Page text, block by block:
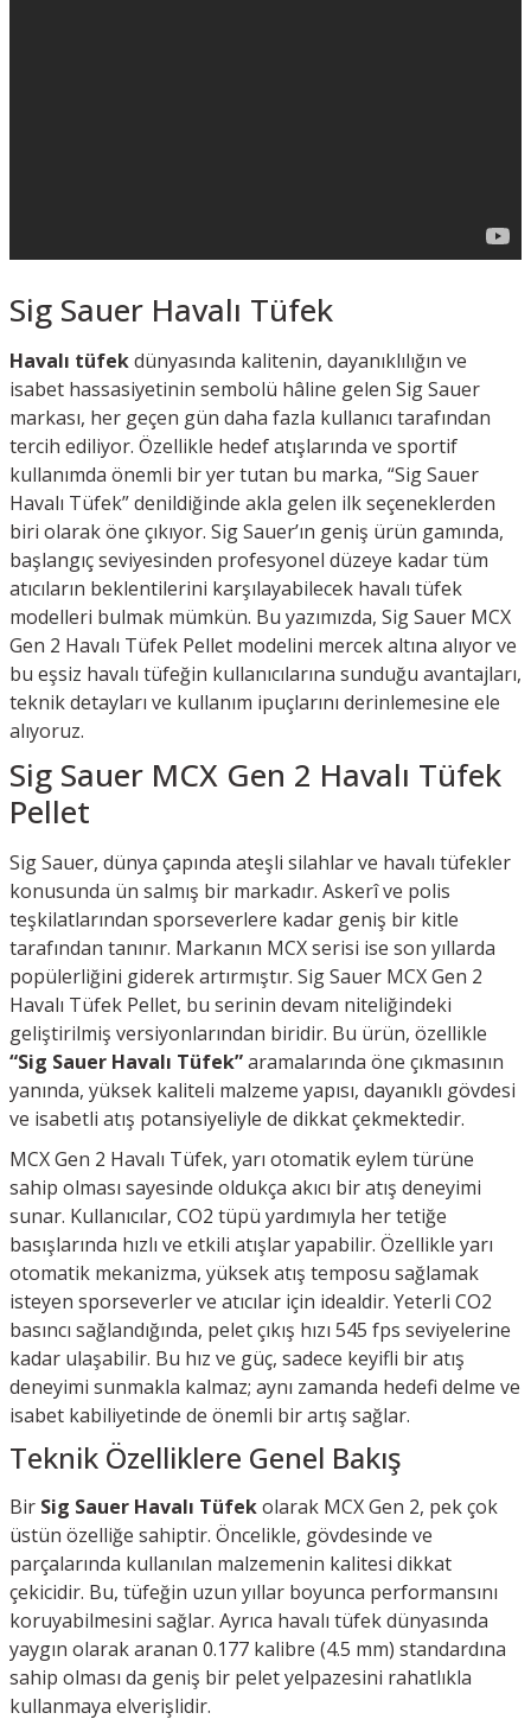
Sig Sauer Havalı Tüfek
Havalı tüfekdünyasında kalitenin, dayanıklılığın ve
isabet hassasiyetinin sembolü hâline gelen Sig Sauer
markası, her geçen gün daha fazla kullanıcı tarafından
tercih ediliyor. Özellikle hedef atışlarında ve sportif
kullanımda önemli bir yer tutan bu marka, “Sig Sauer
Havalı Tüfek” denildiğinde akla gelen ilk seçeneklerden
biri olarak öne çıkıyor. Sig Sauer’ın geniş ürün gamında,
başlangıç seviyesinden profesyonel düzeye kadar tüm
atıcıların beklentilerini karşılayabilecek havalı tüfek
modelleri bulmak mümkün. Bu yazımızda, Sig Sauer MCX
Gen 2 Havalı Tüfek Pellet modelini mercek altına alıyor ve
bu eşsiz havalı tüfeğin kullanıcılarına sunduğu avantajları,
teknik detayları ve kullanım ipuçlarını derinlemesine ele
alıyoruz.
Sig Sauer MCX Gen 2 Havalı Tüfek
Pellet
Sig Sauer, dünya çapında ateşli silahlar ve havalı tüfekler
konusunda ün salmış bir markadır. Askerî ve polis
teşkilatlarından sporseverlere kadar geniş bir kitle
tarafından tanınır. Markanın MCX serisi ise son yıllarda
popülerliğini giderek artırmıştır. Sig Sauer MCX Gen 2
Havalı Tüfek Pellet, bu serinin devam niteliğindeki
geliştirilmiş versiyonlarından biridir. Bu ürün, özellikle
“Sig Sauer Havalı Tüfek”aramalarında öne çıkmasının
yanında, yüksek kaliteli malzeme yapısı, dayanıklı gövdesi
ve isabetli atış potansiyeliyle de dikkat çekmektedir.
MCX Gen 2 Havalı Tüfek, yarı otomatik eylem türüne
sahip olması sayesinde oldukça akıcı bir atış deneyimi
sunar. Kullanıcılar, CO2 tüpü yardımıyla her tetiğe
basışlarında hızlı ve etkili atışlar yapabilir. Özellikle yarı
otomatik mekanizma, yüksek atış temposu sağlamak
isteyen sporseverler ve atıcılar için idealdir. Yeterli CO2
basıncı sağlandığında, pelet çıkış hızı 545 fps seviyelerine
kadar ulaşabilir. Bu hız ve güç, sadece keyifli bir atış
deneyimi sunmakla kalmaz; aynı zamanda hedefi delme ve
isabet kabiliyetinde de önemli bir artış sağlar.
Teknik Özelliklere Genel Bakış
Bir Sig Sauer Havalı Tüfekolarak MCX Gen 2, pek çok
üstün özelliğe sahiptir. Öncelikle, gövdesinde ve
parçalarında kullanılan malzemenin kalitesi dikkat
çekicidir. Bu, tüfeğin uzun yıllar boyunca performansını
koruyabilmesini sağlar. Ayrıca havalı tüfek dünyasında
yaygın olarak aranan 0.177 kalibre (4.5 mm) standardına
sahip olması da geniş bir pelet yelpazesini rahatlıkla
kullanmaya elverişlidir.